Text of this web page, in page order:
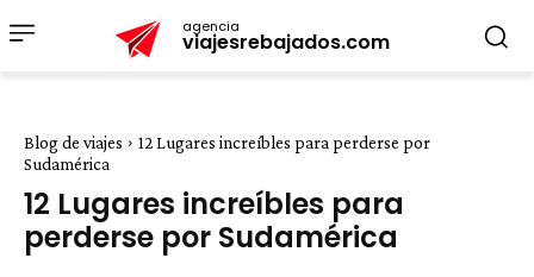
agencia
viajesrebajados.com
Blog de viajes
12 Lugares increíbles para perderse por
Sudamérica
12 Lugares increíbles para
perderse por Sudamérica